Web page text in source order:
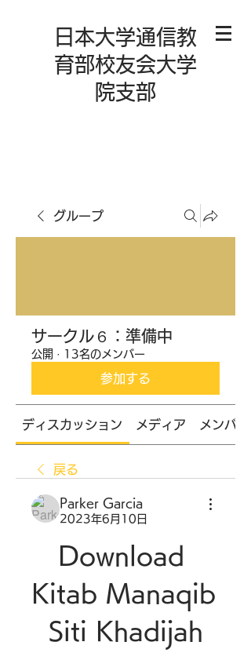
日本大学通信教
育部校友会大学
院支部
グループ
サークル６：準備中
公開 · 13名のメンバー
参加する
ディスカッション メディア メンバー
戻る
Parker Garcia
2023年6月10日
Download
Kitab Manaqib
Siti Khadijah